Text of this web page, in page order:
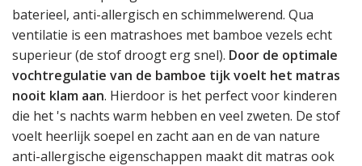
baterieel, anti-allergisch en schimmelwerend. Qua
ventilatie is een matrashoes met bamboe vezels echt
superieur (de stof droogt erg snel). Door de optimale
vochtregulatie van de bamboe tijk voelt het matras
nooit klam aan. Hierdoor is het perfect voor kinderen
die het 's nachts warm hebben en veel zweten. De stof
voelt heerlijk soepel en zacht aan en de van nature
anti-allergische eigenschappen maakt dit matras ook